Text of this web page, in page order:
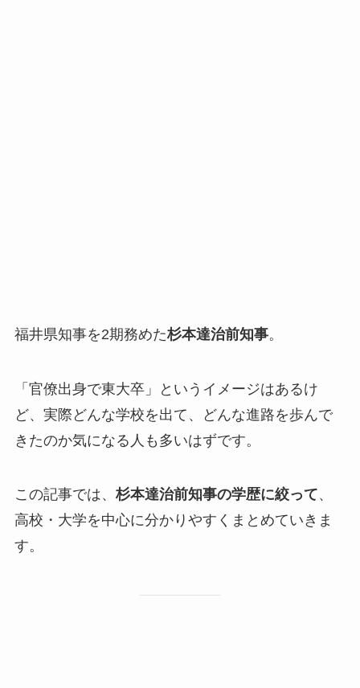
福井県知事を2期務めた杉本達治前知事。
「官僚出身で東大卒」というイメージはあるけ
ど、実際どんな学校を出て、どんな進路を歩んで
きたのか気になる人も多いはずです。
この記事では、杉本達治前知事の学歴に絞って、
高校・大学を中心に分かりやすくまとめていきま
す。